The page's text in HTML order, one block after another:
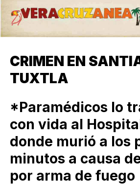
CRIMEN EN
TUXTLA
*Paramédicos lo
con vida al
donde murió a los
minutos a causa
por arma de fuego